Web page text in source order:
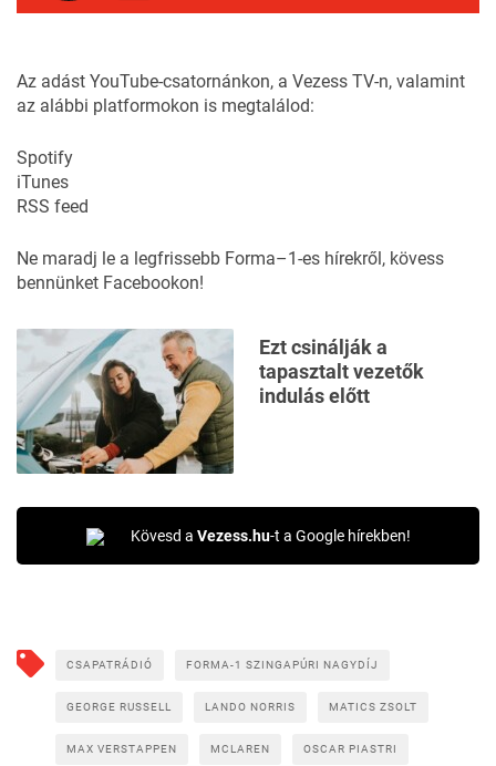
Az adást YouTube-csatornánkon, a Vezess TV-n, valamint
az alábbi platformokon is megtalálod:
Spotify
iTunes
RSS feed
Ne maradj le a legfrissebb Forma–1-es hírekről, kövess
bennünket Facebookon!
Ezt csinálják a
tapasztalt vezetők
indulás előtt
Kövesd a Vezess.hu-t a Google hírekben!
CSAPATRÁDIÓ FORMA-1 SZINGAPÚRI NAGYDÍJ
GEORGE RUSSELL LANDO NORRIS MATICS ZSOLT
MAX VERSTAPPEN MCLAREN OSCAR PIASTRI